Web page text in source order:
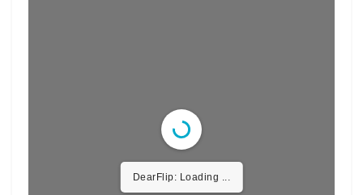
DearFlip: Loading ...